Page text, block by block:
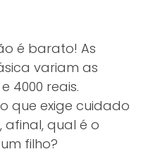
é barato! As
variam as
4000 reais.
que exige cuidado
qual é o
filho?